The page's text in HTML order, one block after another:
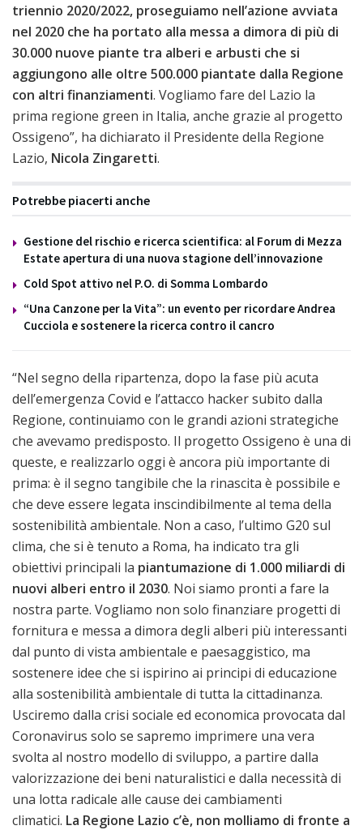
triennio 2020/2022, proseguiamo nell’azione avviata
nel 2020 che ha portato alla messa a dimora di più di
30.000 nuove piante tra alberi e arbusti che si
aggiungono alle oltre 500.000 piantate dalla Regione
con altri finanziamenti. Vogliamo fare del Lazio la
prima regione green in Italia, anche grazie al progetto
Ossigeno”, ha dichiarato il Presidente della Regione
Lazio, Nicola Zingaretti.
Potrebbe piacerti anche
Gestione del rischio e ricerca scientifica: al Forum di Mezza
Estate apertura di una nuova stagione dell’innovazione
Cold Spot attivo nel P.O. di Somma Lombardo
“Una Canzone per la Vita”: un evento per ricordare Andrea
Cucciola e sostenere la ricerca contro il cancro
“Nel segno della ripartenza, dopo la fase più acuta
dell’emergenza Covid e l’attacco hacker subito dalla
Regione, continuiamo con le grandi azioni strategiche
che avevamo predisposto. Il progetto Ossigeno è una di
queste, e realizzarlo oggi è ancora più importante di
prima: è il segno tangibile che la rinascita è possibile e
che deve essere legata inscindibilmente al tema della
sostenibilità ambientale. Non a caso, l’ultimo G20 sul
clima, che si è tenuto a Roma, ha indicato tra gli
obiettivi principali la piantumazione di 1.000 miliardi di
nuovi alberi entro il 2030. Noi siamo pronti a fare la
nostra parte. Vogliamo non solo finanziare progetti di
fornitura e messa a dimora degli alberi più interessanti
dal punto di vista ambientale e paesaggistico, ma
sostenere idee che si ispirino ai principi di educazione
alla sostenibilità ambientale di tutta la cittadinanza.
Usciremo dalla crisi sociale ed economica provocata dal
Coronavirus solo se sapremo imprimere una vera
svolta al nostro modello di sviluppo, a partire dalla
valorizzazione dei beni naturalistici e dalla necessità di
una lotta radicale alle cause dei cambiamenti
climatici. La Regione Lazio c’è, non molliamo di fronte a